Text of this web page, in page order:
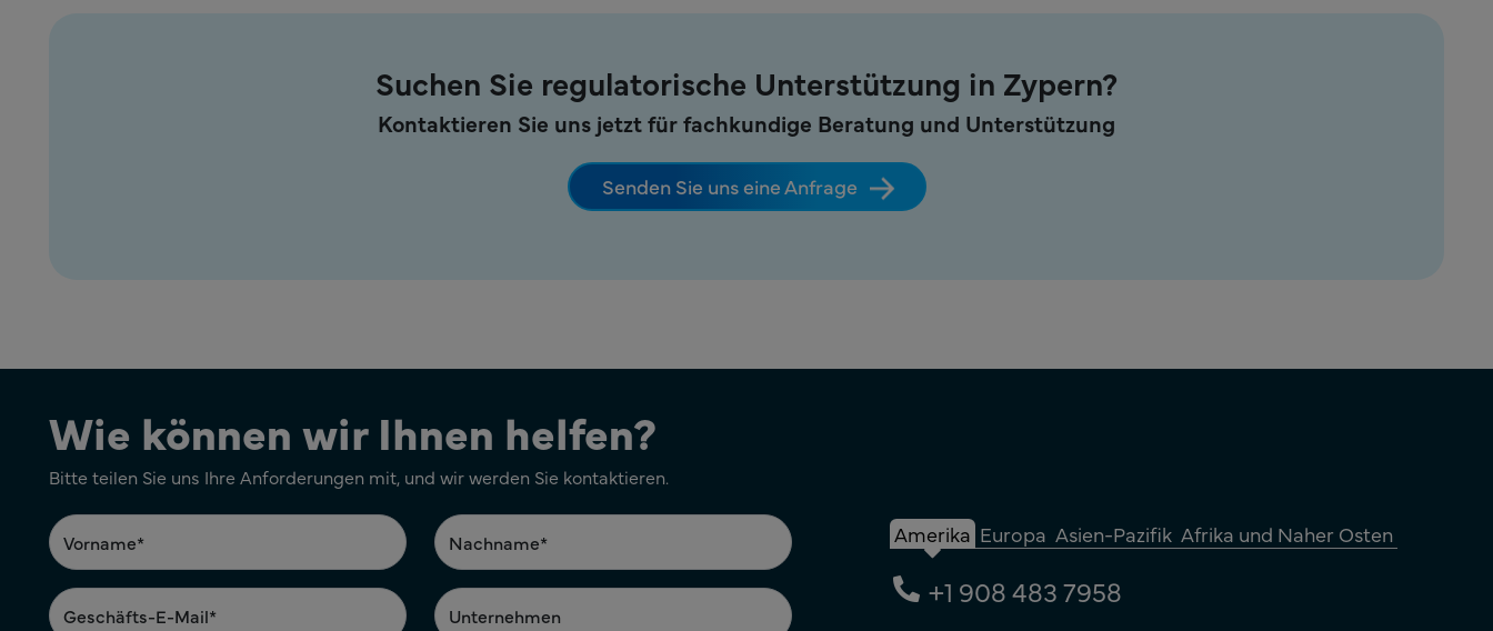
Suchen Sie regulatorische Unterstützung in Zypern?
Kontaktieren Sie uns jetzt für fachkundige Beratung und Unterstützung
Senden Sie uns eine Anfrage
Wie können wir Ihnen helfen?
Bitte teilen Sie uns Ihre Anforderungen mit, und wir werden Sie kontaktieren.
Amerika Europa Asien-Pazifik Afrika und Naher Osten
+1 908 483 7958